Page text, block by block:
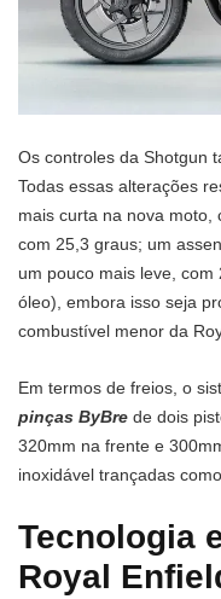
Os controles da Shotgun
Todas essas alterações
mais curta na nova moto,
com 25,3 graus; um
um pouco mais leve,
óleo), embora isso seja
combustível menor da
Em termos de freios, o
pinças ByBre de dois
320mm na frente e
inoxidável trançadas
Tecnologia
Royal